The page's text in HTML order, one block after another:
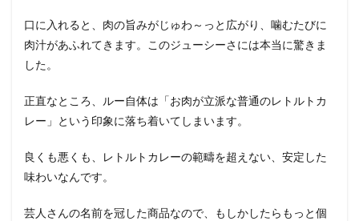
口に入れると、肉の旨みがじゅわ～っと広がり、噛むたびに
肉汁があふれてきます。このジューシーさには本当に驚きま
した。
正直なところ、ルー自体は「お肉が立派な普通のレトルトカ
レー」という印象に落ち着いてしまいます。
良くも悪くも、レトルトカレーの範疇を超えない、安定した
味わいなんです。
芸人さんの名前を冠した商品なので、もしかしたらもっと個